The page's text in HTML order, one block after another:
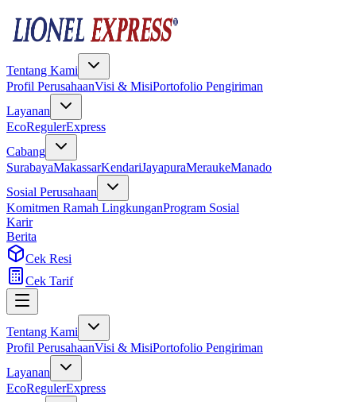
Tentang Kami
Profil PerusahaanVisi & MisiPortofolio Pengiriman
Layanan
EcoRegulerExpress
Cabang
SurabayaMakassarKendariJayapuraMeraukeManado
Sosial Perusahaan
Komitmen Ramah LingkunganProgram Sosial
Karir
Berita
Cek Resi
Cek Tarif
Tentang Kami
Profil PerusahaanVisi & MisiPortofolio Pengiriman
Layanan
EcoRegulerExpress